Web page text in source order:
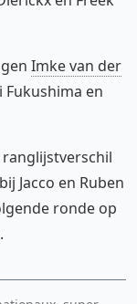
Imke van der
Fukushima en
Jacco en Ruben
ronde op